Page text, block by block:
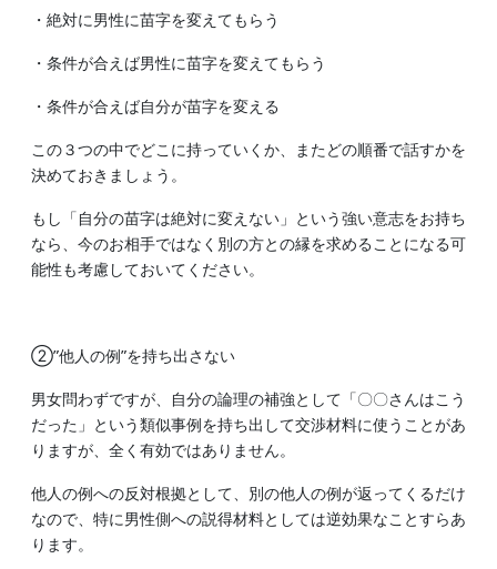
・絶対に男性に苗字を変えてもらう
・条件が合えば男性に苗字を変えてもらう
・条件が合えば自分が苗字を変える
この３つの中でどこに持っていくか、またどの順番で話すかを
決めておきましょう。
もし「自分の苗字は絶対に変えない」という強い意志をお持ち
なら、今のお相手ではなく別の方との縁を求めることになる可
能性も考慮しておいてください。
②”他人の例”を持ち出さない
男女問わずですが、自分の論理の補強として「〇〇さんはこう
だった」という類似事例を持ち出して交渉材料に使うことがあ
りますが、全く有効ではありません。
他人の例への反対根拠として、別の他人の例が返ってくるだけ
なので、特に男性側への説得材料としては逆効果なことすらあ
ります。